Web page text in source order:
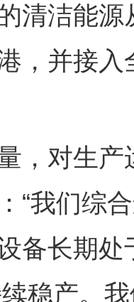
洁能源
，并接
对生产
“我们综
备长期处
稳产。